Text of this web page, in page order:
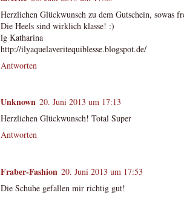
Herzlichen Glückwunsch zu dem Gutschein, sowas
Die Heels sind wirklich klasse! :)
lg Katharina
http://ilyaquelaveritequiblesse.blogspot.de/
Antworten
Unknown 20. Juni 2013 um 17:13
Herzlichen Glückwunsch! Total Super
Antworten
Fraber-Fashion 20. Juni 2013 um 17:53
Die Schuhe gefallen mir richtig gut!